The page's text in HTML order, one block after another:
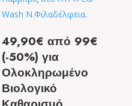
49,90€ από 99€
(-50%) για
Ολοκληρωμένο
Βιολογικό